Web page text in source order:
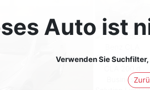
Auto ist
Verwenden Sie